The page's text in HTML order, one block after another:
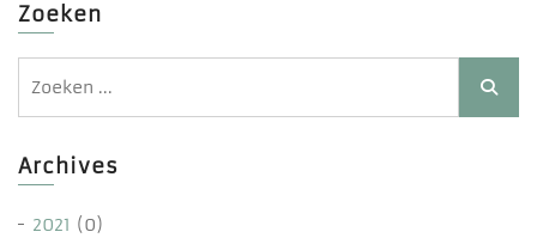
Zoeken
Archives
2021 (0)